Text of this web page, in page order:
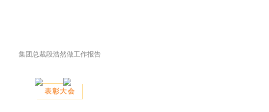
集团总裁段浩然做工作报告
表彰大会